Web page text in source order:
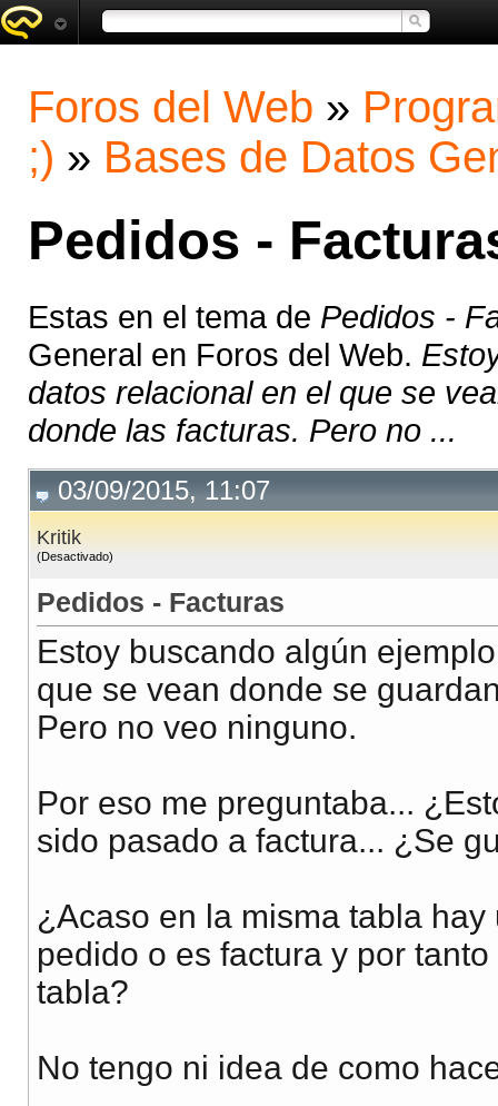
Foros del Web »
;) » Bases de Datos
Pedidos -
Estas en el tema de Pedidos -
General en Foros del Web.
datos relacional en el que se
donde las facturas. Pero no ...
03/09/2015, 11:07
Kritik
(Desactivado)
Pedidos - Facturas
Estoy buscando algún
que se vean donde se
Pero no veo ninguno.
Por eso me preguntaba...
sido pasado a factura... ¿Se
¿Acaso en la misma tabla
pedido o es factura y por
tabla?
No tengo ni idea de como